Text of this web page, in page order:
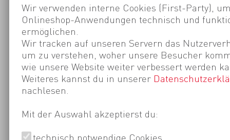
Wir verwenden interne Cookies (First-Party),
Onlineshop-Anwendungen technisch und
ermöglichen.
Wir tracken auf unseren Servern das
um zu verstehen, woher unsere Besucher
wie unsere Website weiter verbessert werden
Weiteres kannst du in unserer
nachlesen.
Mit der Auswahl akzeptierst du:
technisch notwendige Cookies